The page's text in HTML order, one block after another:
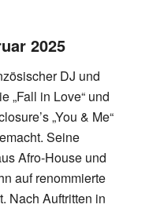
2025
DJ und
„Fall in Love“ und
„You & Me“
Seine
Afro-House und
auf renommierte
Nach Auftritten in